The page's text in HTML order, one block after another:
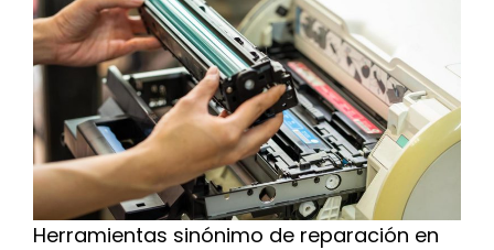
Herramientas sinónimo de reparación en